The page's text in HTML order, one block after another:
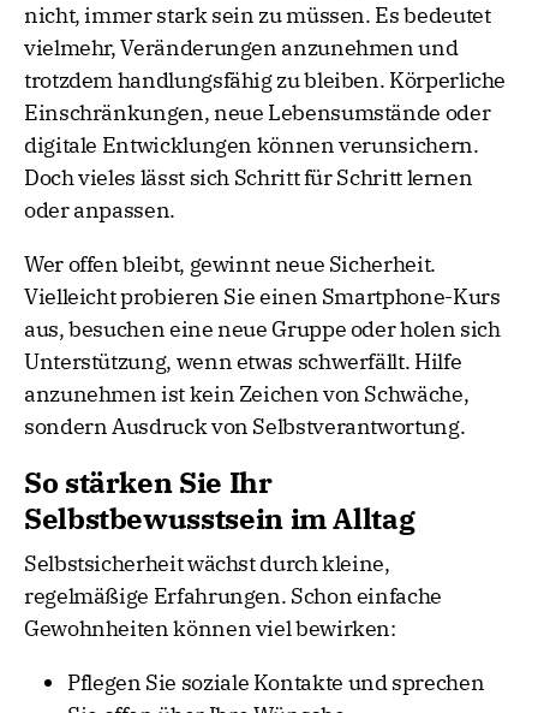
nicht, immer stark sein zu müssen. Es bedeutet
vielmehr, Veränderungen anzunehmen und
trotzdem handlungsfähig zu bleiben. Körperliche
Einschränkungen, neue Lebensumstände oder
digitale Entwicklungen können verunsichern.
Doch vieles lässt sich Schritt für Schritt lernen
oder anpassen.
Wer offen bleibt, gewinnt neue Sicherheit.
Vielleicht probieren Sie einen Smartphone-Kurs
aus, besuchen eine neue Gruppe oder holen sich
Unterstützung, wenn etwas schwerfällt. Hilfe
anzunehmen ist kein Zeichen von Schwäche,
sondern Ausdruck von Selbstverantwortung.
So stärken Sie Ihr
Selbstbewusstsein im Alltag
Selbstsicherheit wächst durch kleine,
regelmäßige Erfahrungen. Schon einfache
Gewohnheiten können viel bewirken:
Pflegen Sie soziale Kontakte und sprechen